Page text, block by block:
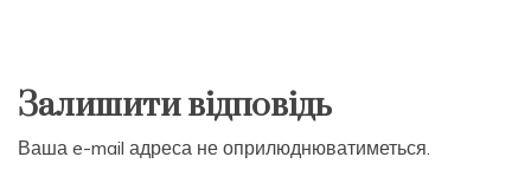
Залишити відповідь
Ваша e-mail адреса не оприлюднюватиметься.